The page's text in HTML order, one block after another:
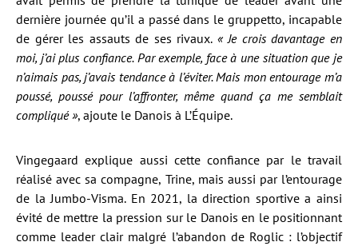
dernière journée qu’il a passé dans le gruppetto, incapable
de gérer les assauts de ses rivaux. « Je crois davantage en
moi, j’ai plus confiance. Par exemple, face à une situation que je
n’aimais pas, j’avais tendance à l’éviter. Mais mon entourage m’a
poussé, poussé pour l’affronter, même quand ça me semblait
compliqué », ajoute le Danois à L’Équipe.
Vingegaard explique aussi cette confiance par le travail
réalisé avec sa compagne, Trine, mais aussi par l’entourage
de la Jumbo-Visma. En 2021, la direction sportive a ainsi
évité de mettre la pression sur le Danois en le positionnant
comme leader clair malgré l’abandon de Roglic : l’objectif